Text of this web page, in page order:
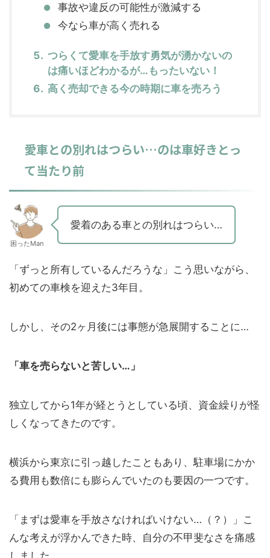
事故や違反の可能性が激減する
今なら車が高く売れる
つらくて愛車を手放す勇気が湧かないの
は痛いほどわかるが…もったいない！
高く売却できる今の時期に車を売ろう
愛車との別れはつらい…のは車好きとっ
て当たり前
困ったMan
愛着のある車との別れはつらい…
「ずっと所有しているんだろうな」こう思いながら、
初めての車検を迎えた3年目。
しかし、その2ヶ月後には事態が急展開することに…
「車を売らないと苦しい… 」
独立してから1年が経とうとしている頃、資金繰りが怪
しくなってきたのです。
横浜から東京に引っ越したこともあり、駐車場にかか
る費用も数倍にも膨らんでいたのも要因の一つです。
「まずは愛車を手放さなければいけない…（？）」こ
んな考えが浮かんできた時、自分の不甲斐なさを痛感
しました。